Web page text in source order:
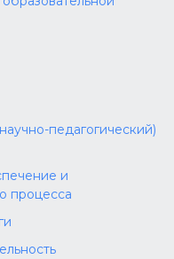
педагогический)
и
процесса